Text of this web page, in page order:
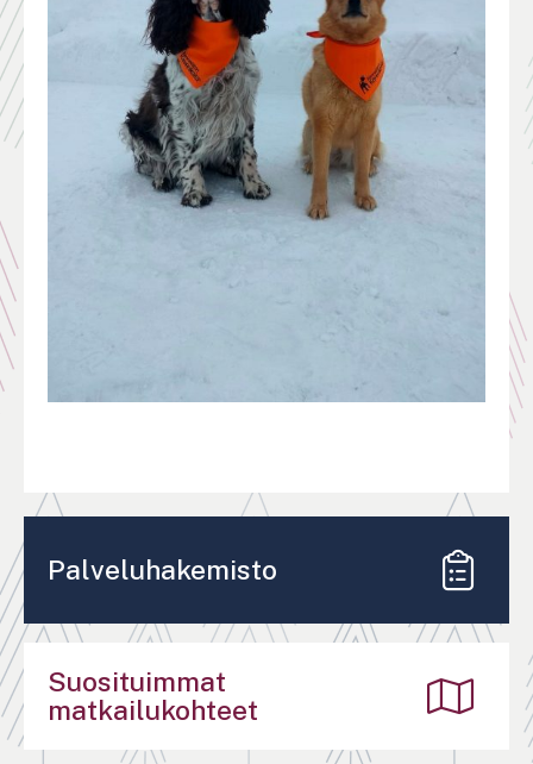
Palveluhakemisto
Suosituimmat
matkailukohteet